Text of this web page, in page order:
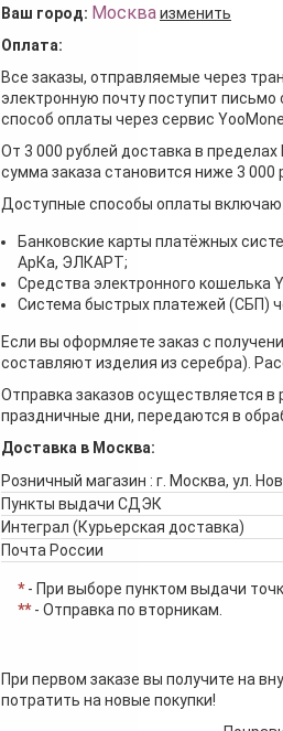
Ваш город: Москваизменить
Оплата:
Все заказы, отправляемые через
электронную почту поступит
способ оплаты через сервис
От 3 000 рублей доставка в
сумма заказа становится ниже 3
Доступные способы оплаты
Банковские карты платёжных
АрКа, ЭЛКАРТ;
Средства электронного кошелька
Система быстрых платежей (СБП)
Если вы оформляете заказ с
составляют изделия из серебра).
Отправка заказов осуществляется
праздничные дни, передаются в
Доставка в Москва:
Розничный магазин : г. Москва, ул.
Пункты выдачи СДЭК
Интеграл (Курьерская доставка)
Почта России
*- При выборе пунктом выдачи
**- Отправка по вторникам.
При первом заказе вы получите на
потратить на новые покупки!